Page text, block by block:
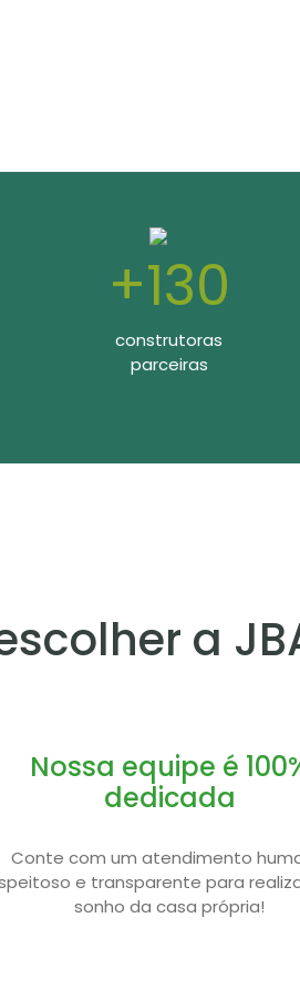
+130
construtoras
parceiras
a
Nossa equipe é
dedicada
Conte com um atendimento
e transparente para
sonho da casa própria!